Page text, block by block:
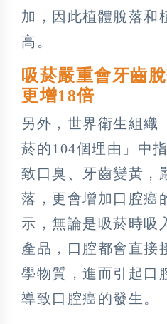
加，因此植體脫落和
高。
吸菸嚴重會牙齒
更增18倍
另外，世界衛生組織
菸的104個理由」中
致口臭、牙齒變黃，
落，更會增加口腔癌
示，無論是吸菸時吸
產品，口腔都會直接
學物質，進而引起口
導致口腔癌的發生。